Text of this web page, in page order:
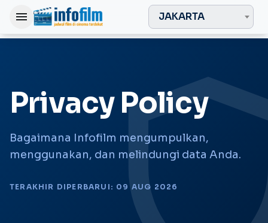
menu JAKARTA
Privacy Policy
Bagaimana Infofilm mengumpulkan,
menggunakan, dan melindungi data Anda.
TERAKHIR DIPERBARUI: 09 AUG 2026